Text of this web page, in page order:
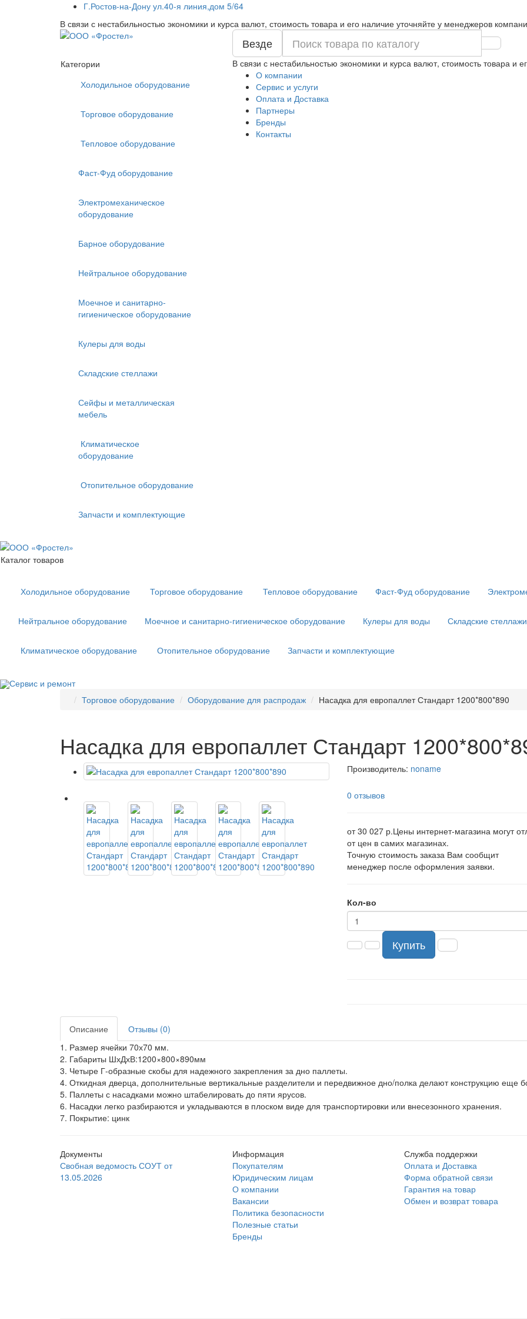
Г.Ростов-на-Дону ул.40-я линия,дом 5/64
В связи с нестабильностью экономики и курса валют, стоимость товара и его наличие уточняйте у менеджеров
Везде
В связи с нестабильностью экономики и курса валют, стоимость товара и
О компании
Сервис и услуги
Оплата и Доставка
Партнеры
Бренды
Контакты
Категории
Холодильное оборудование
Торговое оборудование
Тепловое оборудование
Фаст-Фуд оборудование
Электромеханическое
оборудование
Барное оборудование
Нейтральное оборудование
Моечное и санитарно-
гигиеническое оборудование
Кулеры для воды
Складские стеллажи
Сейфы и металлическая
мебель
Климатическое
оборудование
Отопительное оборудование
Запчасти и комплектующие
Каталог товаров
Холодильное оборудование Торговое оборудование Тепловое оборудование Фаст-Фуд оборудование
Нейтральное оборудование Моечное и санитарно-гигиеническое оборудование Кулеры для воды Складские стеллажи
Климатическое оборудование Отопительное оборудование Запчасти и комплектующие
Сервис и ремонт
Торговое оборудование
Оборудование для распродаж Насадка для европаллет Стандарт 1200*800*890
Насадка для европаллет Стандарт
Производитель: noname
0 отзывов
от 30 027 р.Цены интернет-магазина могут
от цен в самих магазинах.
Точную стоимость заказа Вам сообщит
менеджер после оформления заявки.
Кол-во
Купить
Описание
Отзывы (0)
1. Размер ячейки 70х70 мм.
2. Габариты ШхДхВ:1200×800×890мм
3. Четыре Г-образные скобы для надежного закрепления за дно паллеты.
4. Откидная дверца, дополнительные вертикальные разделители и передвижное дно/полка делают конструкцию еще
5. Паллеты с насадками можно штабелировать до пяти ярусов.
6. Насадки легко разбираются и укладываются в плоском виде для транспортировки или внесезонного хранения.
7. Покрытие: цинк
Документы
Свобная ведомость СОУТ от
13.05.2026
Информация
Покупателям
Юридическим лицам
О компании
Вакансии
Политика безопасности
Полезные статьи
Бренды
Служба поддержки
Оплата и Доставка
Форма обратной связи
Гарантия на товар
Обмен и возврат товара